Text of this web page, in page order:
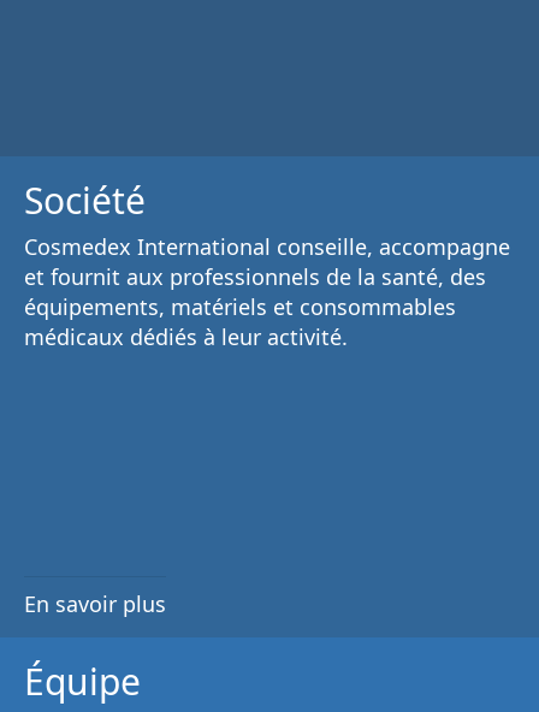
Société
Cosmedex International conseille, accompagne
et fournit aux professionnels de la santé, des
équipements, matériels et consommables
médicaux dédiés à leur activité.
En savoir plus
Équipe